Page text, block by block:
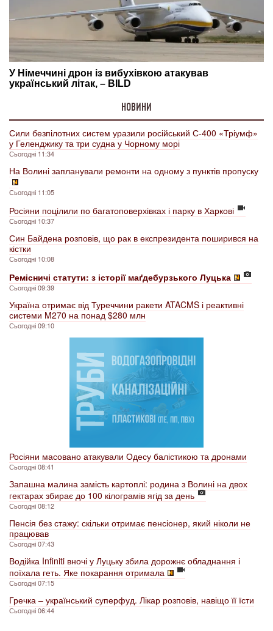
НОВИНИ
Сили безпілотних систем уразили російський С-400 «Тріумф»
у Геленджику та три судна у Чорному морі
Сьогодні 11:34
На Волині запланували ремонти на одному з пунктів пропуску
Сьогодні 11:05
Росіяни поцілили по багатоповерхівках і парку в Харкові
Сьогодні 10:37
Син Байдена розповів, що рак в експрезидента поширився на
кістки
Сьогодні 10:08
Ремісничі статути: з історії маґдебурзького Луцька
Сьогодні 09:39
Україна отримає від Туреччини ракети ATACMS і реактивні
системи M270 на понад $280 млн
Сьогодні 09:10
Росіяни масовано атакували Одесу балістикою та дронами
Сьогодні 08:41
Запашна малина замість картоплі: родина з Волині на двох
гектарах збирає до 100 кілограмів ягід за день
Сьогодні 08:12
Пенсія без стажу: скільки отримає пенсіонер, який ніколи не
працював
Сьогодні 07:43
Водійка Infiniti вночі у Луцьку збила дорожнє обладнання і
поїхала геть. Яке покарання отримала
Сьогодні 07:15
Гречка – український суперфуд. Лікар розповів, навіщо її їсти
Сьогодні 06:44